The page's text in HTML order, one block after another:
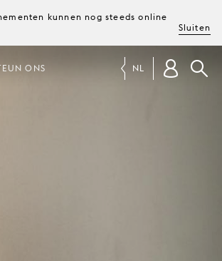
kunnen nog steeds online
Sluiten
ONS NL